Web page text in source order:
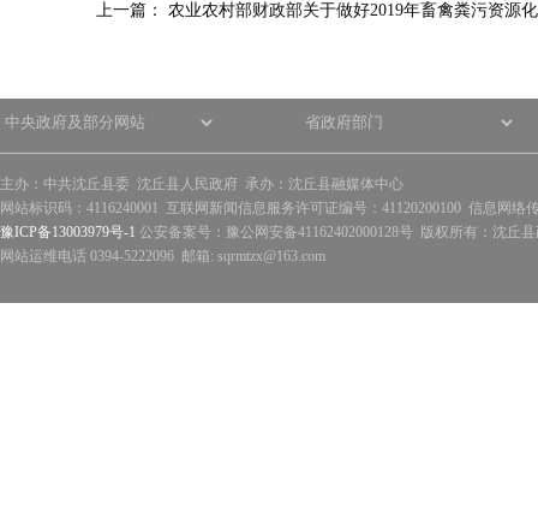
上一篇： 农业农村部财政部关于做好2019年畜禽粪污资源
主办：中共沈丘县委 沈丘县人民政府 承办：沈丘县融媒体中心
网站标识码：4116240001 互联网新闻信息服务许可证编号：41120200100 信息网络
豫ICP备13003979号-1 公安备案号：豫公网安备41162402000128号 版权所有：沈丘
网站运维电话 0394-5222096 邮箱: sqrmtzx@163.com